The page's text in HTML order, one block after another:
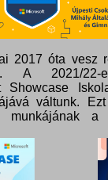
2017 óta vesz
A 2021/
Showcase
váltunk.
munkájának